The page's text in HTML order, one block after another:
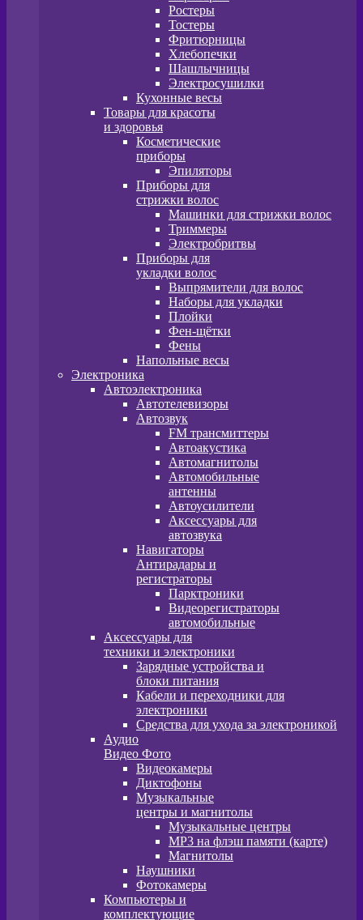
Ростеры
Тостеры
Фритюрницы
Хлебопечки
Шашлычницы
Электросушилки
Кухонные весы
Товары для красоты
и здоровья
Косметические
приборы
Эпиляторы
Приборы для
стрижки волос
Машинки для стрижки волос
Триммеры
Электробритвы
Приборы для
укладки волос
Выпрямители для волос
Наборы для укладки
Плойки
Фен-щётки
Фены
Напольные весы
Электроника
Автоэлектроника
Автотелевизоры
Автозвук
FM трансмиттеры
Автоакустика
Автомагнитолы
Автомобильные
антенны
Автоусилители
Аксессуары для
автозвука
Навигаторы
Антирадары и
регистраторы
Парктроники
Видеорегистраторы
автомобильные
Аксессуары для
техники и электроники
Зарядные устройства и
блоки питания
Кабели и переходники для
электроники
Средства для ухода за электроникой
Аудио
Видео Фото
Видеокамеры
Диктофоны
Музыкальные
центры и магнитолы
Музыкальные центры
MP3 на флэш памяти (карте)
Магнитолы
Наушники
Фотокамеры
Компьютеры и
комплектующие